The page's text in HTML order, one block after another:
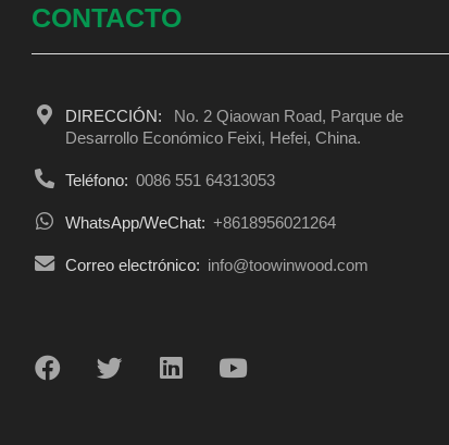
CONTACTO
DIRECCIÓN:
No. 2 Qiaowan Road, Parque de
Desarrollo Económico Feixi, Hefei, China.
Teléfono: 0086 551 64313053
WhatsApp/WeChat: +8618956021264
Correo electrónico: info@toowinwood.com